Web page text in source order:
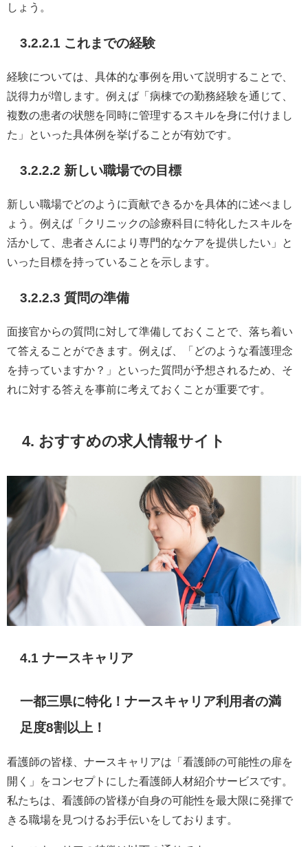
しょう。
3.2.2.1 これまでの経験
経験については、具体的な事例を用いて説明することで、
説得力が増します。例えば「病棟での勤務経験を通じて、
複数の患者の状態を同時に管理するスキルを身に付けまし
た」といった具体例を挙げることが有効です。
3.2.2.2 新しい職場での目標
新しい職場でどのように貢献できるかを具体的に述べまし
ょう。例えば「クリニックの診療科目に特化したスキルを
活かして、患者さんにより専門的なケアを提供したい」と
いった目標を持っていることを示します。
3.2.2.3 質問の準備
面接官からの質問に対して準備しておくことで、落ち着い
て答えることができます。例えば、「どのような看護理念
を持っていますか？」といった質問が予想されるため、そ
れに対する答えを事前に考えておくことが重要です。
4. おすすめの求人情報サイト
4.1ナースキャリア
一都三県に特化！ナースキャリア利用者の満
足度8割以上！
看護師の皆様、ナースキャリアは「看護師の可能性の扉を
開く」をコンセプトにした看護師人材紹介サービスです。
私たちは、看護師の皆様が自身の可能性を最大限に発揮で
きる職場を見つけるお手伝いをしております。